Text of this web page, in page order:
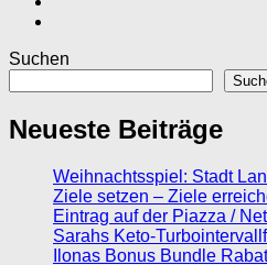
Suchen
Neueste Beiträge
Weihnachtsspiel: Stadt
Ziele setzen – Ziele
Eintrag auf der Piazza /
Sarahs Keto-
Ilonas Bonus Bundle